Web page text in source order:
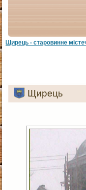
Щирець - старовинне
Щирець